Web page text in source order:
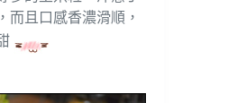
而且口感香濃滑順，